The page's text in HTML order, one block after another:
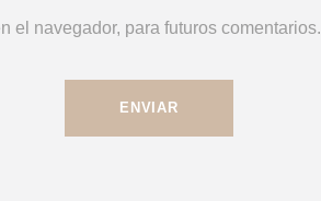
el navegador, para futuros comentarios.